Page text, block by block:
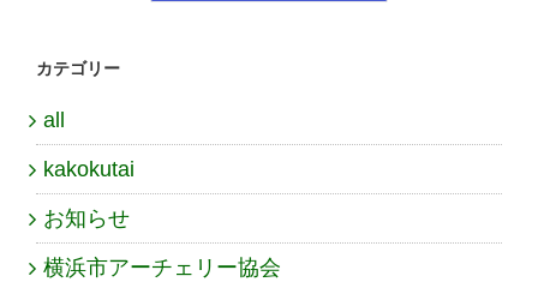
カテゴリー
all
kakokutai
お知らせ
横浜市アーチェリー協会